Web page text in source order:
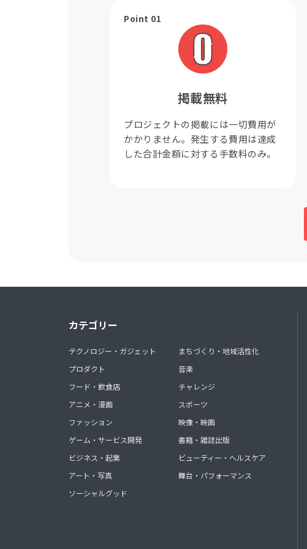
Point 01
掲載無料
プロジェクトの掲載には一切費用が
かかりません。発生する費用は達成
した合計金額に対する手数料のみ。
カテゴリー
テクノロジー・ガジェット
プロダクト
フード・飲食店
アニメ・漫画
ファッション
ゲーム・サービス開発
ビジネス・起業
アート・写真
ソーシャルグッド
まちづくり・地域活性化
音楽
チャレンジ
スポーツ
映像・映画
書籍・雑誌出版
ビューティー・ヘルスケア
舞台・パフォーマンス